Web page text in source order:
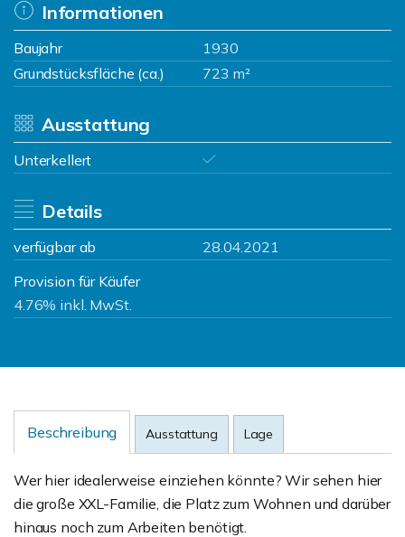
Informationen
Baujahr
1930
Grundstücksfläche (ca.)
723 m²
Ausstattung
Unterkellert
Details
verfügbar ab
28.04.2021
Provision für Käufer
4.76% inkl. MwSt.
Beschreibung Ausstattung Lage
Wer hier idealerweise einziehen könnte? Wir sehen hier
die große XXL-Familie, die Platz zum Wohnen und darüber
hinaus noch zum Arbeiten benötigt.